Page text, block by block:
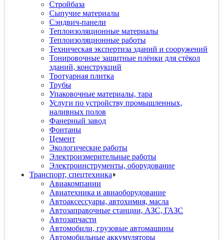
Стройбаза
Сыпучие материалы
Сэндвич-панели
Теплоизоляционные материалы
Теплоизоляционные работы
Техническая экспертиза зданий и сооружений
Тонировочные защитные плёнки для стёкол
зданий, конструкций
Тротуарная плитка
Трубы
Упаковочные материалы, тара
Услуги по устройству промышленных,
наливных полов
Фанерный завод
Фонтаны
Цемент
Экологические работы
Электроизмерительные работы
Электроинструменты, оборудование
Транспорт, спецтехника
Авиакомпании
Авиатехника и авиаоборудование
Автоаксессуары, автохимия, масла
Автозаправочные станции, АЗС, ГАЗС
Автозапчасти
Автомобили, грузовые автомашины
Автомобильные аккумуляторы